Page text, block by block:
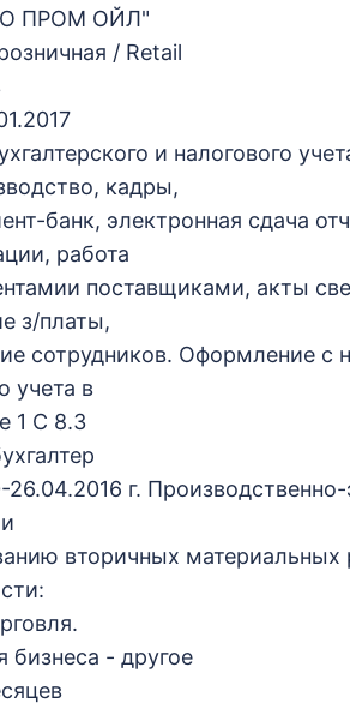
ПРОМ ОЙЛ"
/ Retail
и налогового
кадры,
банк, электронная сдача
работа
поставщиками, акты
з/платы,
сотрудников. Оформление с
учета в
1 С 8.3
26.04.2016 г.
вторичных материальных
бизнеса - другое